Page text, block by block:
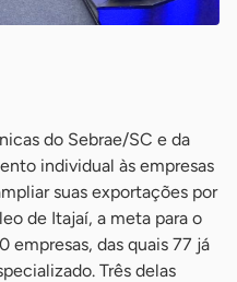
do Sebrae/SC e da
individual às empresas
suas exportações por
de Itajaí, a meta para o
das quais 77 já
Três delas